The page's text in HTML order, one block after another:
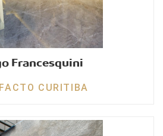
Francesquini
CURITIBA